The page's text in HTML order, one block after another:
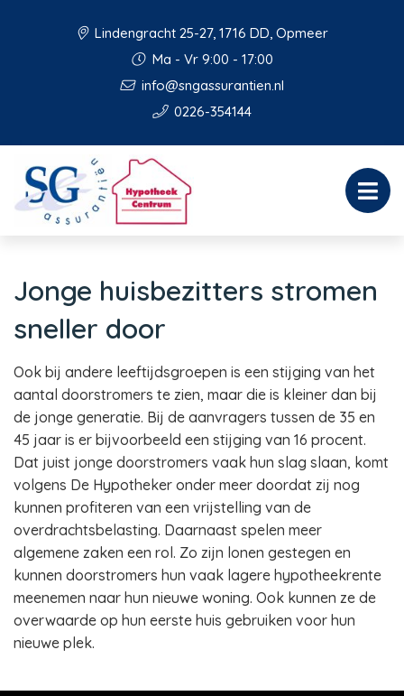
Lindengracht 25-27, 1716 DD, Opmeer
Ma - Vr 9:00 - 17:00
info@sngassurantien.nl
0226-354144
Jonge huisbezitters stromen
sneller door
Ook bij andere leeftijdsgroepen is een stijging van het
aantal doorstromers te zien, maar die is kleiner dan bij
de jonge generatie. Bij de aanvragers tussen de 35 en
45 jaar is er bijvoorbeeld een stijging van 16 procent.
Dat juist jonge doorstromers vaak hun slag slaan, komt
volgens De Hypotheker onder meer doordat zij nog
kunnen profiteren van een vrijstelling van de
overdrachtsbelasting. Daarnaast spelen meer
algemene zaken een rol. Zo zijn lonen gestegen en
kunnen doorstromers hun vaak lagere hypotheekrente
meenemen naar hun nieuwe woning. Ook kunnen ze de
overwaarde op hun eerste huis gebruiken voor hun
nieuwe plek.